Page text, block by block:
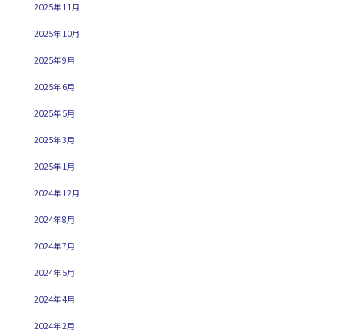
2025年11月
2025年10月
2025年9月
2025年6月
2025年5月
2025年3月
2025年1月
2024年12月
2024年8月
2024年7月
2024年5月
2024年4月
2024年2月